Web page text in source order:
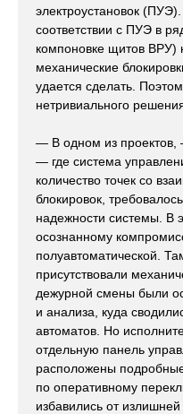
электроустановок
соответствии с ПУЭ в
компоновке щитов ВРУ)
механические
удается сделать.
нетривиального
— В одном из проектов,
— где система
количество точек со
блокировок,
надежности системы. В
осознанному
полуавтоматической.
присутствовали
дежурной смены были
и анализа, куда
автоматов. Но
отдельную панель
расположены
по оперативному
избавились от